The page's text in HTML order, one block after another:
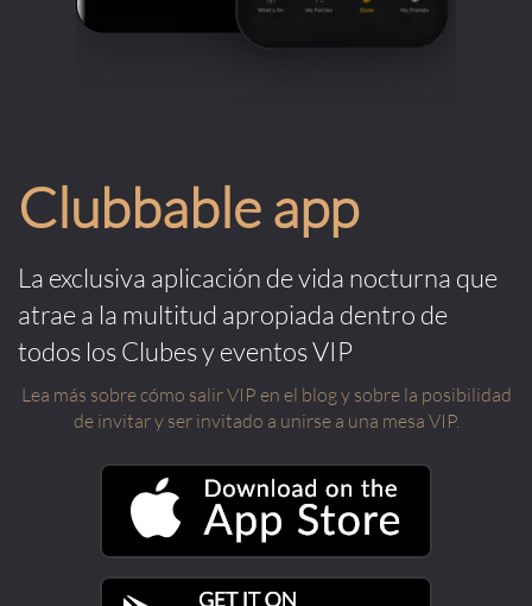
Clubbable app
La exclusiva aplicación de vida nocturna que
atrae a la multitud apropiada dentro de
todos los Clubes y eventos VIP
Lea más sobre cómo salir VIP en el blog y sobre la posibilidad
de invitar y ser invitado a unirse a una mesa VIP.